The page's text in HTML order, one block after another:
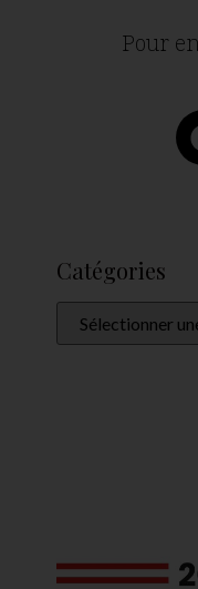
Pour
Catégories